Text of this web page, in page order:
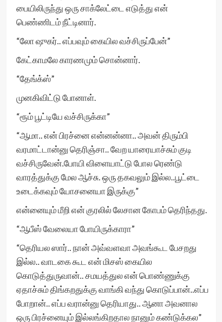
பையிலிருந்து ஒரு சாக்லேட்டை எடுத்து என்
பெண்ணிடம் நீட்டினார்.
“லோ ஷுகர்.. எப்பவும் கையில வச்சிருப்பேன்”
கேட்காமலே காரணமும் சொன்னார்.
“தேங்க்ஸ்”
முனகிவிட்டு போனாள்.
“ரூம் பூட்டியே வச்சிருக்கா”
“ஆமா.. என் பிரச்னை என்னன்னா.. அவன் திரும்பி
வரமாட்டான்னு தெரிஞ்சா.. வேற யாரையாச்சும் குடி
வச்சிருவேன்.போயி விளையாட்டு போல ரெண்டு
வாரத்துக்கு மேல ஆச்சு. ஒரு தகவலும் இல்ல..பூட்டை
உடைக்கவும் யோசனையா இருக்கு”
என்னையும் மீறி என் குரலில் லேசான கோபம் தெரிந்தது.
“ஆபீஸ் வேலையா போயிருக்காரா”
“தெரியல ஸார்.. நான் அவ்வளவா அவங்கூட பேசறது
இல்ல.. வாடகை கூட என் மிசஸ் கையில
கொடுத்துருவான்.. சமயத்துல என் பொண்ணுக்கு
ஏதாச்சும் திங்கறதுக்கு வாங்கி வந்து கொடுப்பான்..எப்ப
போறான்.. எப்ப வரான்னு தெரியாது.. ஆனா அவனால
ஒரு பிரச்னையும் இல்லங்கிறதால நானும் கண்டுக்கல”